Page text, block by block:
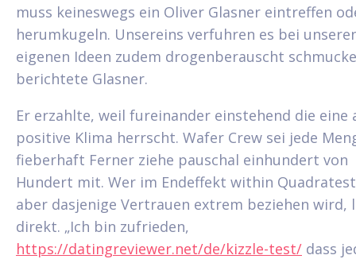
muss keineswegs ein Oliver Glasner eintreffen
herumkugeln. Unsereins verfuhren es bei
eigenen Ideen zudem drogenberauscht
berichtete Glasner.
Er erzahlte, weil fureinander einstehend die eine
positive Klima herrscht. Wafer Crew sei jede
fieberhaft Ferner ziehe pauschal einhundert von
Hundert mit. Wer im Endeffekt within
aber dasjenige Vertrauen extrem beziehen wird,
direkt. „Ich bin zufrieden,
https://datingreviewer.net/de/kizzle-test/ dass